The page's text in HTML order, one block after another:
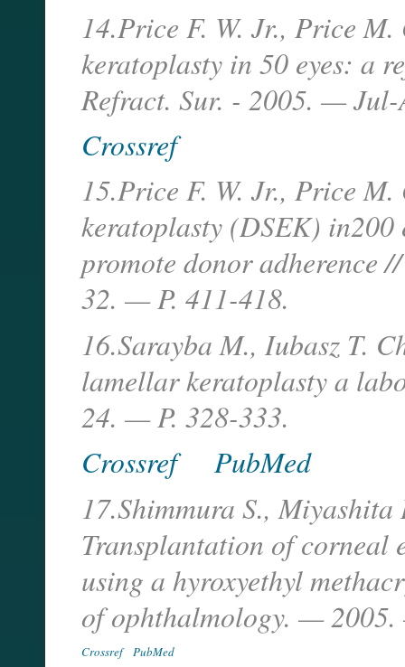
14.Price F. W. Jr., Price
keratoplasty in 50 eyes: a
Refract. Sur. - 2005. —
Crossref
15.Price F. W. Jr., Price
keratoplasty (DSEK) in200
promote donor adherence
32. — P. 411-418.
16.Sarayba M., Iubasz T.
lamellar keratoplasty a
24. — P. 328-333.
Crossref
PubMed
17.Shimmura S.,
Transplantation of corneal
using a hyroxyethyl
of ophthalmology. —
Crossref PubMed